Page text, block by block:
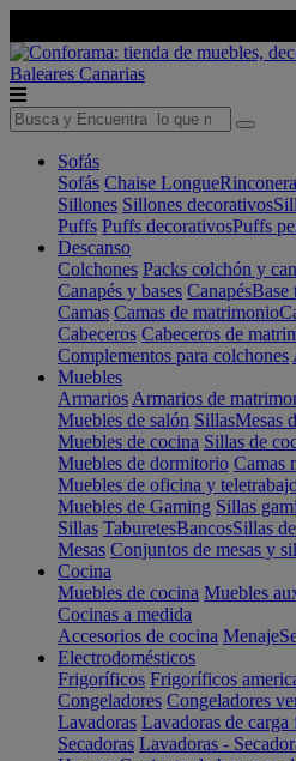
Baleares Canarias
Sofás
Sofás Chaise Longue
Sillones Sillones decorativos
Puffs Puffs decorativosPuffs
Descanso
Colchones Packs colchón y
Canapés y bases CanapésBase
Camas Camas de matrimonio
Cabeceros Cabeceros de
Complementos para colchones
Muebles
Armarios Armarios de
Muebles de salón SillasMesas
Muebles de cocina Sillas de
Muebles de dormitorio Camas
Muebles de oficina y
Muebles de Gaming Sillas
Sillas TaburetesBancosSillas
Mesas Conjuntos de mesas y
Cocina
Muebles de cocina Muebles
Cocinas a medida
Accesorios de cocina Menaje
Electrodomésticos
Frigoríficos Frigoríficos
Congeladores Congeladores
Lavadoras Lavadoras de carga
Secadoras Lavadoras -